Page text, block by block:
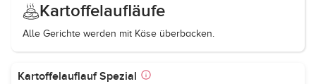
Kartoffelaufläufe
Alle Gerichte werden mit Käse überbacken.
Kartoffelauflauf Spezial